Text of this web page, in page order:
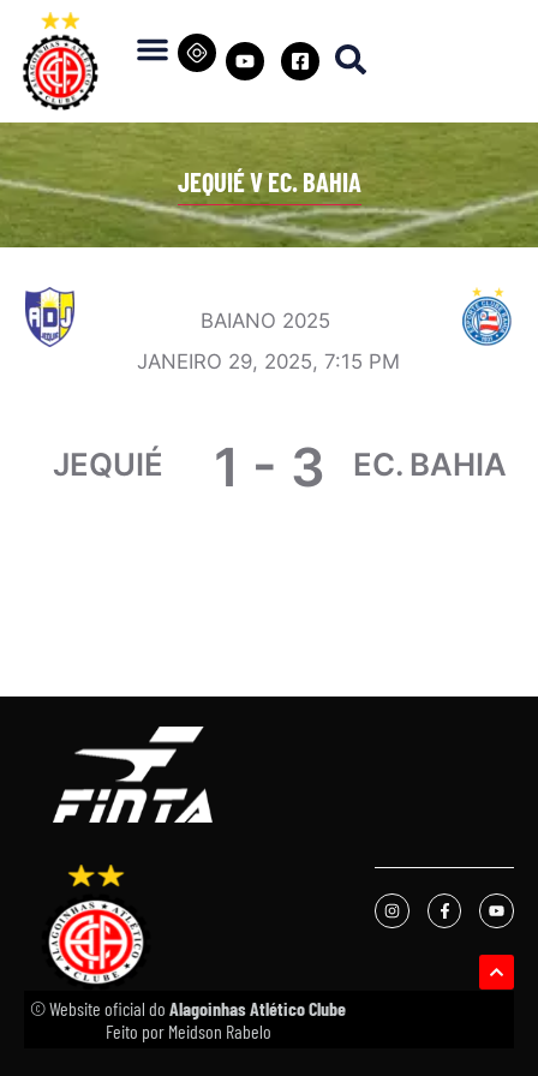
JEQUIÉ V EC. BAHIA
BAIANO 2025
JANEIRO 29, 2025, 7:15 PM
JEQUIÉ 1 - 3 EC. BAHIA
© Website oficial do Alagoinhas Atlético Clube
Feito por Meidson Rabelo